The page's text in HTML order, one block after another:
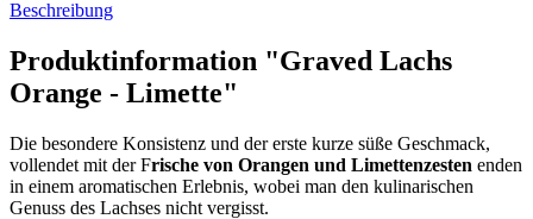
Beschreibung
Produktinformation "Graved Lachs
Orange - Limette"
Die besondere Konsistenz und der erste kurze süße Geschmack,
vollendet mit der Frische von Orangen und Limettenzesten enden
in einem aromatischen Erlebnis, wobei man den kulinarischen
Genuss des Lachses nicht vergisst.